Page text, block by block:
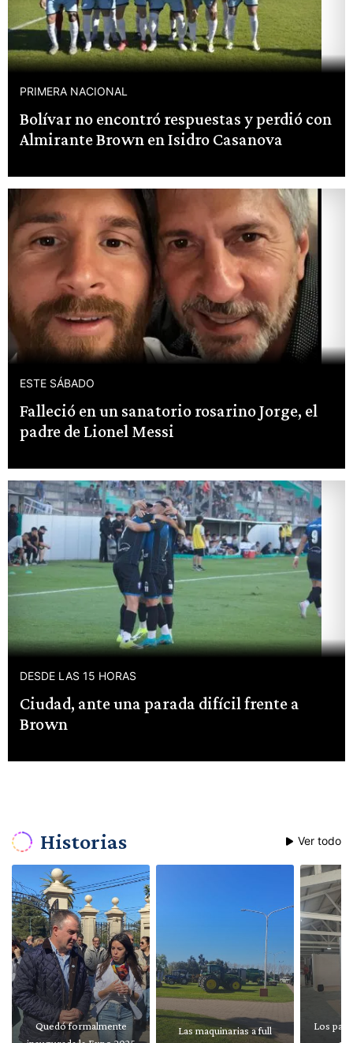
PRIMERA NACIONAL
Bolívar no encontró respuestas y perdió con
Almirante Brown en Isidro Casanova
ESTE SÁBADO
Falleció en un sanatorio rosarino Jorge, el
padre de Lionel Messi
DESDE LAS 15 HORAS
Ciudad, ante una parada difícil frente a
Brown
Historias Ver todo
Quedó formalmente
Las maquinarias a full
Los